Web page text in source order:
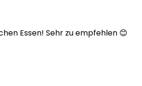
Essen! Sehr zu empfehlen 😊